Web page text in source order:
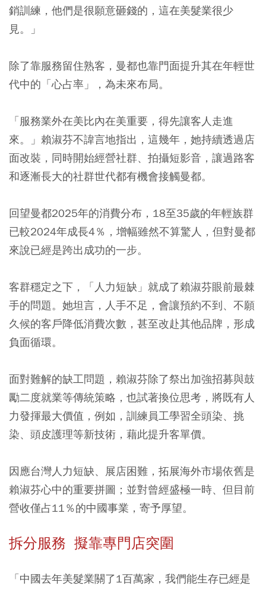
銷訓練，他們是很願意砸錢的，這在美髮業很少
見。」
除了靠服務留住熟客，曼都也靠門面提升其在年輕世
代中的「心占率」，為未來布局。
「服務業外在美比內在美重要，得先讓客人走進
來。」賴淑芬不諱言地指出，這幾年，她持續透過店
面改裝，同時開始經營社群、拍攝短影音，讓過路客
和逐漸長大的社群世代都有機會接觸曼都。
回望曼都2025年的消費分布，18至35歲的年輕族群
已較2024年成長4％，增幅雖然不算驚人，但對曼都
來說已經是跨出成功的一步。
客群穩定之下，「人力短缺」就成了賴淑芬眼前最棘
手的問題。她坦言，人手不足，會讓預約不到、不願
久候的客戶降低消費次數，甚至改赴其他品牌，形成
負面循環。
面對難解的缺工問題，賴淑芬除了祭出加強招募與鼓
勵二度就業等傳統策略，也試著換位思考，將既有人
力發揮最大價值，例如，訓練員工學習全頭染、挑
染、頭皮護理等新技術，藉此提升客單價。
因應台灣人力短缺、展店困難，拓展海外市場依舊是
賴淑芬心中的重要拼圖；並對曾經盛極一時、但目前
營收僅占11％的中國事業，寄予厚望。
拆分服務 擬靠專門店突圍
「中國去年美髮業關了1百萬家，我們能生存已經是